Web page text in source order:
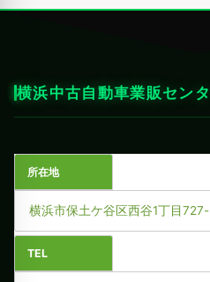
横浜中古自動車業販セン
所在地
横浜市保土ケ谷区西谷1丁目
TEL